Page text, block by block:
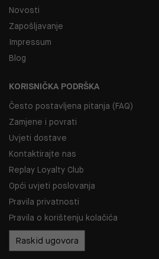
Novosti
Zapošljavanje
Impressum
Blog
KORISNIČKA PODRŠKA
Često postavljena pitanja (FAQ)
Zamjene i povrati
Uvjeti dostave
Kontaktirajte nas
Replay Loyalty Club
Opći uvjeti poslovanja
Pravila privatnosti
Pravila o korištenju kolačića
Raskid ugovora